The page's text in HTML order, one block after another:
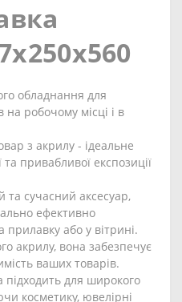
обладнання для
на робочому місці і в
з акрилу - ідеальне
привабливої експозиції
та сучасний аксесуар,
ефективно
прилавку або у вітрині.
акрилу, вона забезпечує
ваших товарів.
підходить для широкого
косметику, ювелірні